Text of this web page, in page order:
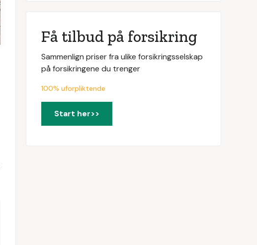
Få tilbud på forsikring
Sammenlign priser fra ulike forsikringsselskap
på forsikringene du trenger
100% uforpliktende
Start her>>